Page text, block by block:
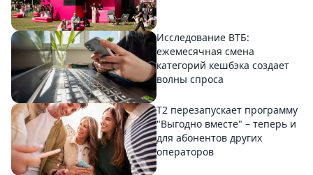
Исследование ВТБ:
ежемесячная смена
категорий кешбэка создает
волны спроса
Т2 перезапускает программу
"Выгодно вместе" – теперь и
для абонентов других
операторов